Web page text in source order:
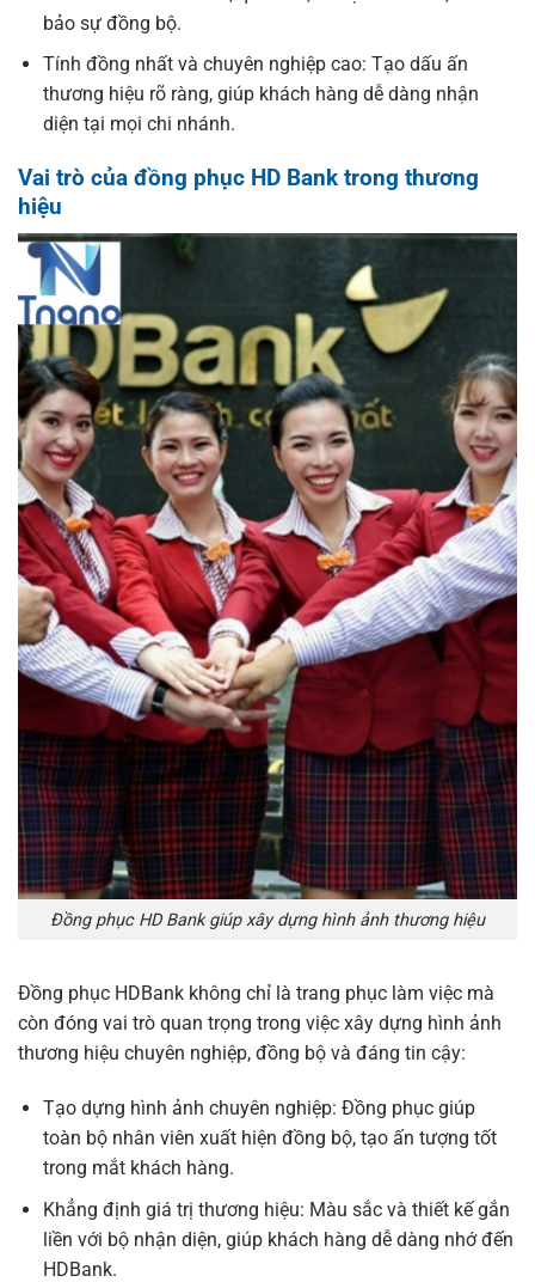
bảo sự đồng bộ.
Tính đồng nhất và chuyên nghiệp cao: Tạo dấu ấn
thương hiệu rõ ràng, giúp khách hàng dễ dàng nhận
diện tại mọi chi nhánh.
Vai trò của đồng phục HD Bank trong thương
hiệu
Đồng phục HD Bank giúp xây dựng hình ảnh thương hiệu
Đồng phục HDBank không chỉ là trang phục làm việc mà
còn đóng vai trò quan trọng trong việc xây dựng hình ảnh
thương hiệu chuyên nghiệp, đồng bộ và đáng tin cậy:
Tạo dựng hình ảnh chuyên nghiệp: Đồng phục giúp
toàn bộ nhân viên xuất hiện đồng bộ, tạo ấn tượng tốt
trong mắt khách hàng.
Khẳng định giá trị thương hiệu: Màu sắc và thiết kế gắn
liền với bộ nhận diện, giúp khách hàng dễ dàng nhớ đến
HDBank.